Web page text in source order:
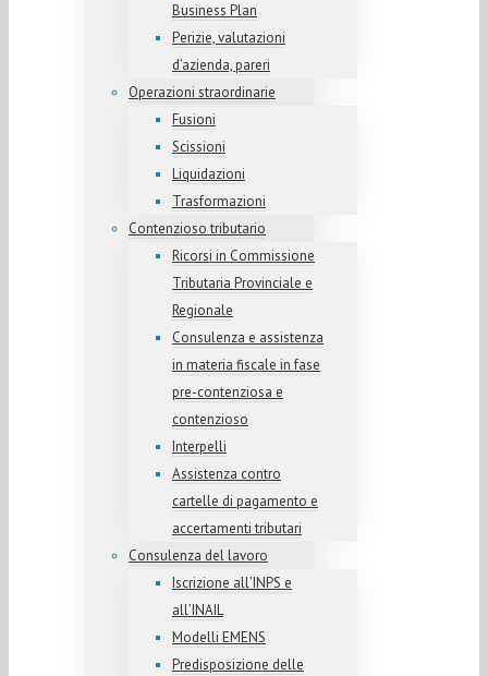
Business Plan
Perizie, valutazioni
d’azienda, pareri
Operazioni straordinarie
Fusioni
Scissioni
Liquidazioni
Trasformazioni
Contenzioso tributario
Ricorsi in Commissione
Tributaria Provinciale e
Regionale
Consulenza e assistenza
in materia fiscale in fase
pre-contenziosa e
contenzioso
Interpelli
Assistenza contro
cartelle di pagamento e
accertamenti tributari
Consulenza del lavoro
Iscrizione all’INPS e
all’INAIL
Modelli EMENS
Predisposizione delle